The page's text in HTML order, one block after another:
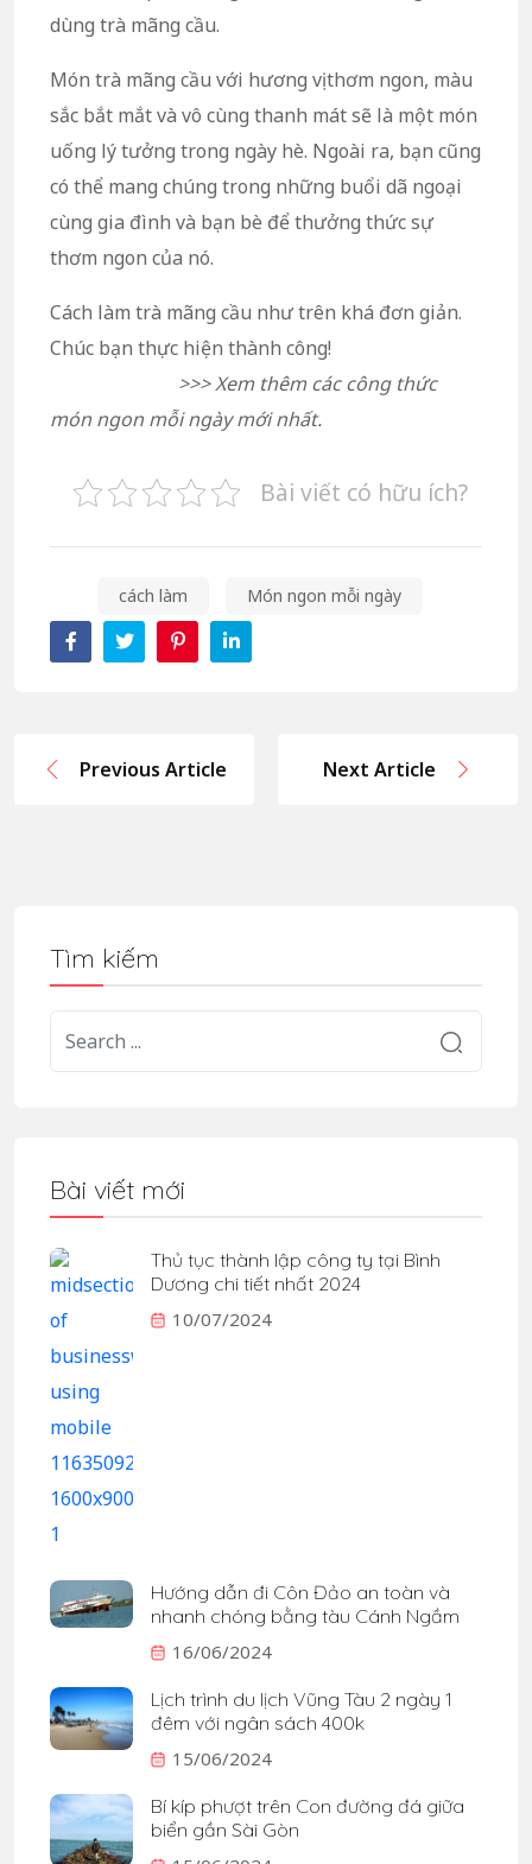
dùng trà mãng cầu.
Món trà mãng cầu với hương vị thơm ngon, màu
sắc bắt mắt và vô cùng thanh mát sẽ là một món
uống lý tưởng trong ngày hè. Ngoài ra, bạn cũng
có thể mang chúng trong những buổi dã ngoại
cùng gia đình và bạn bè để thưởng thức sự
thơm ngon của nó.
Cách làm trà mãng cầu như trên khá đơn giản.
Chúc bạn thực hiện thành công!
>>> Xem thêm các công thức
món ngon mỗi ngày mới nhất.
Bài viết có hữu ích?
cách làm Món ngon mỗi ngày
Previous Article Next Article
Tìm kiếm
Bài viết mới
Thủ tục thành lập công ty tại Bình
Dương chi tiết nhất 2024
10/07/2024
Hướng dẫn đi Côn Đảo an toàn và
nhanh chóng bằng tàu Cánh Ngầm
16/06/2024
Lịch trình du lịch Vũng Tàu 2 ngày 1
đêm với ngân sách 400k
15/06/2024
Bí kíp phượt trên Con đường đá giữa
biển gần Sài Gòn